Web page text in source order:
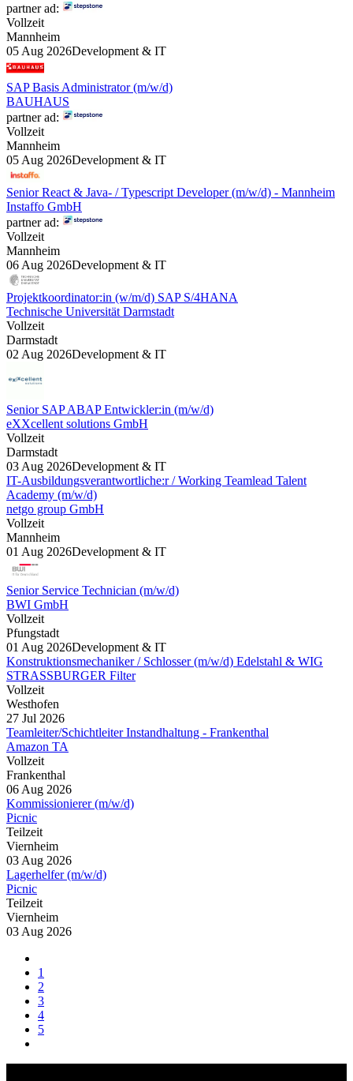
partner ad:
Vollzeit
Mannheim
05 Aug 2026Development & IT
SAP Basis Administrator (m/w/d)
BAUHAUS
partner ad:
Vollzeit
Mannheim
05 Aug 2026Development & IT
Senior React & Java- / Typescript Developer (m/w/d) - Mannheim
Instaffo GmbH
partner ad:
Vollzeit
Mannheim
06 Aug 2026Development & IT
Projektkoordinator:in (w/m/d) SAP S/4HANA
Technische Universität Darmstadt
Vollzeit
Darmstadt
02 Aug 2026Development & IT
Senior SAP ABAP Entwickler:in (m/w/d)
eXXcellent solutions GmbH
Vollzeit
Darmstadt
03 Aug 2026Development & IT
IT-Ausbildungsverantwortliche:r / Working Teamlead Talent
Academy (m/w/d)
netgo group GmbH
Vollzeit
Mannheim
01 Aug 2026Development & IT
Senior Service Technician (m/w/d)
BWI GmbH
Vollzeit
Pfungstadt
01 Aug 2026Development & IT
Konstruktionsmechaniker / Schlosser (m/w/d) Edelstahl & WIG
STRASSBURGER Filter
Vollzeit
Westhofen
27 Jul 2026
Teamleiter/Schichtleiter Instandhaltung - Frankenthal
Amazon TA
Vollzeit
Frankenthal
06 Aug 2026
Kommissionierer (m/w/d)
Picnic
Teilzeit
Viernheim
03 Aug 2026
Lagerhelfer (m/w/d)
Picnic
Teilzeit
Viernheim
03 Aug 2026
1
2
3
4
5